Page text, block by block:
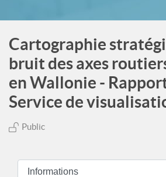
Cartographie
bruit des axes
en Wallonie -
Service de
Public